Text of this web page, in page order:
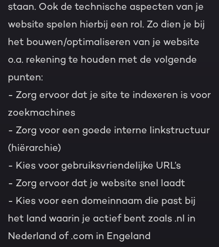
staan. Ook de technische aspecten van je
website spelen hierbij een rol. Zo dien je bij
het bouwen/optimaliseren van je website
o.a. rekening te houden met de volgende
punten:
- Zorg ervoor dat je site te indexeren is voor
zoekmachines
- Zorg voor een goede interne linkstructuur
(hiërarchie)
- Kies voor gebruiksvriendelijke URL’s
- Zorg ervoor dat je website snel laadt
- Kies voor een domeinnaam die past bij
het land waarin je actief bent zoals .nl in
Nederland of .com in Engeland